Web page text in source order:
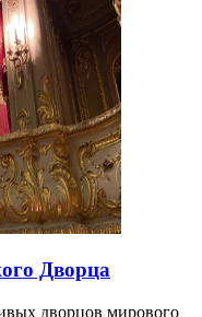
Дворца
дворцов мирового